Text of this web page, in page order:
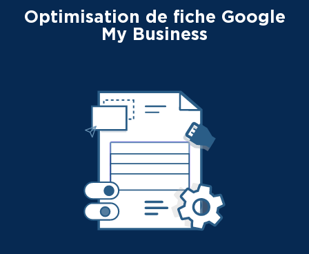
Optimisation de fiche Google
My Business